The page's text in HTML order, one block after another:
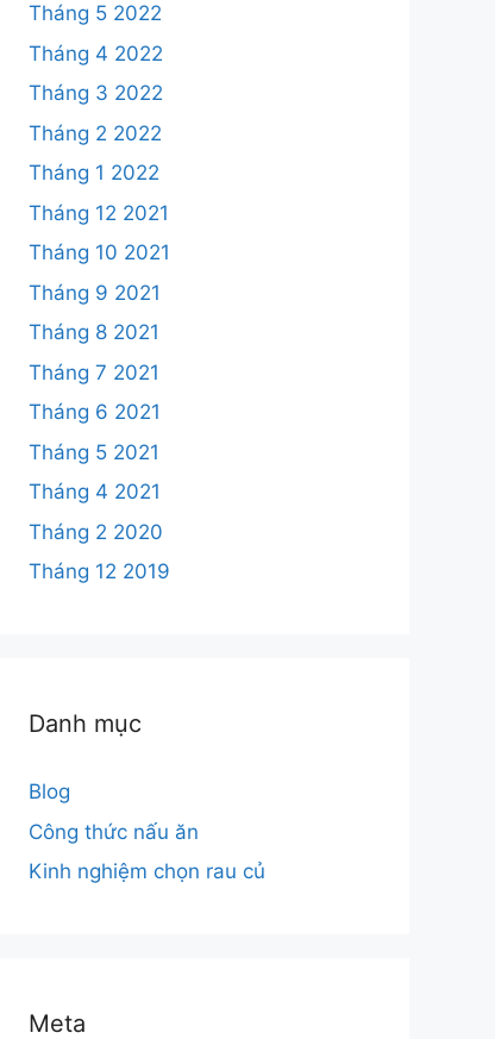
Tháng 5 2022
Tháng 4 2022
Tháng 3 2022
Tháng 2 2022
Tháng 1 2022
Tháng 12 2021
Tháng 10 2021
Tháng 9 2021
Tháng 8 2021
Tháng 7 2021
Tháng 6 2021
Tháng 5 2021
Tháng 4 2021
Tháng 2 2020
Tháng 12 2019
Danh mục
Blog
Công thức nấu ăn
Kinh nghiệm chọn rau củ
Meta